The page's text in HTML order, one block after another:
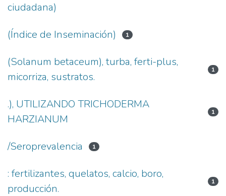
ciudadana)
(Índice de Inseminación) 1
(Solanum betaceum), turba, ferti-plus,
micorriza, sustratos.
1
.), UTILIZANDO TRICHODERMA
HARZIANUM
1
/Seroprevalencia 1
: fertilizantes, quelatos, calcio, boro,
producción.
1